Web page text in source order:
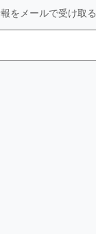
をメールで受け取る